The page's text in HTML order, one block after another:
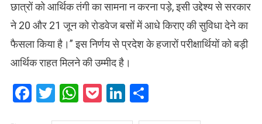
छात्रों को आर्थिक तंगी का सामना न करना पड़े, इसी उद्देश्य से सरकार
ने 20 और 21 जून को रोडवेज बसों में आधे किराए की सुविधा देने का
फैसला किया है।” इस निर्णय से प्रदेश के हजारों परीक्षार्थियों को बड़ी
आर्थिक राहत मिलने की उम्मीद है।
Facebook
Twitter
WhatsApp
PocketLinkedIn